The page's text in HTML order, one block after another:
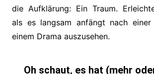
die Aufklärung: Ein Traum.
als es langsam anfängt nach
einem Drama auszusehen.
Oh schaut, es hat (mehr